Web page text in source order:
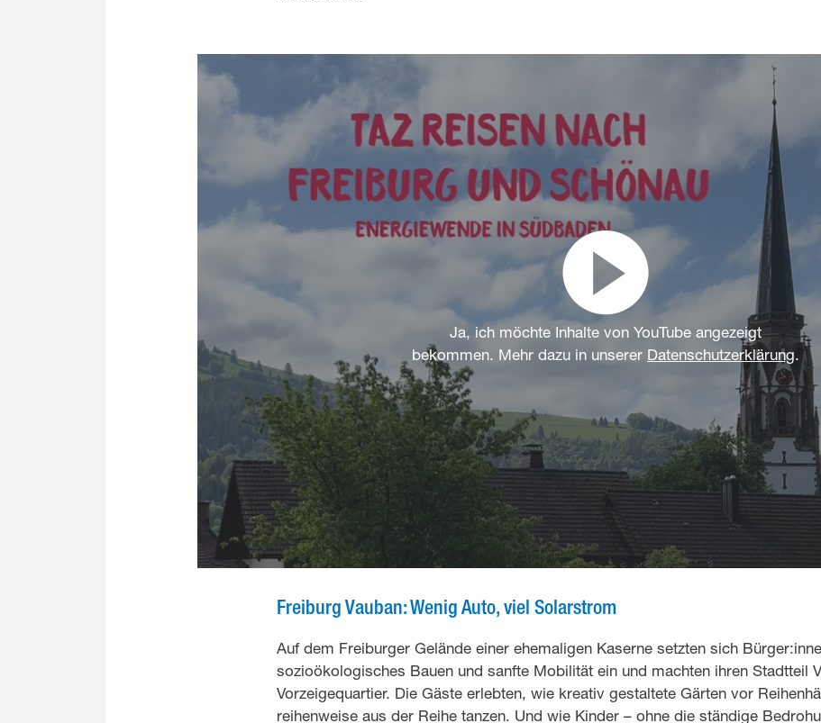
Ja, ich möchte Inhalte von YouTube angezeigt
bekommen. Mehr dazu in unserer Datenschutzerklärung.
Freiburg Vauban: Wenig Auto, viel Solarstrom
Auf dem Freiburger Gelände einer ehemaligen Kaserne setzten sich
sozioökologisches Bauen und sanfte Mobilität ein und machten ihren Stadtteil
Vorzeigequartier. Die Gäste erlebten, wie kreativ gestaltete Gärten vor
reihenweise aus der Reihe tanzen. Und wie Kinder – ohne die ständige